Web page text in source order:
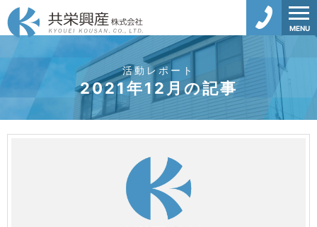
MENU
活動レポート
2021年12月の記事